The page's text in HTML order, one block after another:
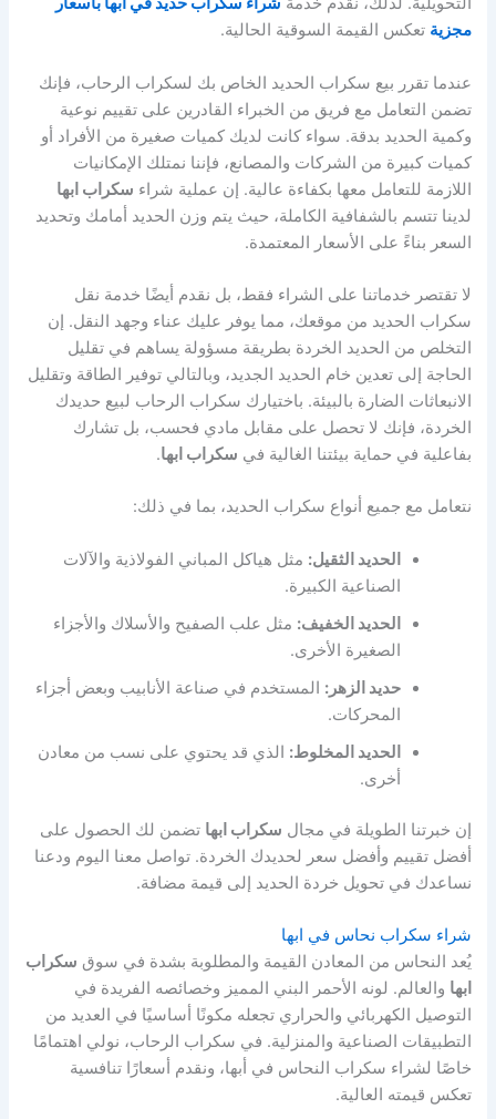
مجزية تعكس القيمة السوقية الحالية.
عندما تقرر بيع سكراب الحديد الخاص بك لسكراب الرحاب، فإنك
تضمن التعامل مع فريق من الخبراء القادرين على تقييم نوعية
وكمية الحديد بدقة. سواء كانت لديك كميات صغيرة من الأفراد أو
كميات كبيرة من الشركات والمصانع، فإننا نمتلك الإمكانيات
اللازمة للتعامل معها بكفاءة عالية. إن عملية شراء سكراب ابها
لدينا تتسم بالشفافية الكاملة، حيث يتم وزن الحديد أمامك وتحديد
السعر بناءً على الأسعار المعتمدة.
لا تقتصر خدماتنا على الشراء فقط، بل نقدم أيضًا خدمة نقل
سكراب الحديد من موقعك، مما يوفر عليك عناء وجهد النقل. إن
التخلص من الحديد الخردة بطريقة مسؤولة يساهم في تقليل
الحاجة إلى تعدين خام الحديد الجديد، وبالتالي توفير الطاقة وتقليل
الانبعاثات الضارة بالبيئة. باختيارك سكراب الرحاب لبيع حديدك
الخردة، فإنك لا تحصل على مقابل مادي فحسب، بل تشارك
بفاعلية في حماية بيئتنا الغالية في سكراب ابها.
نتعامل مع جميع أنواع سكراب الحديد، بما في ذلك:
الحديد الثقيل: مثل هياكل المباني الفولاذية والآلات
الصناعية الكبيرة.
الحديد الخفيف: مثل علب الصفيح والأسلاك والأجزاء
الصغيرة الأخرى.
حديد الزهر: المستخدم في صناعة الأنابيب وبعض أجزاء
المحركات.
الحديد المخلوط: الذي قد يحتوي على نسب من معادن
أخرى.
إن خبرتنا الطويلة في مجال سكراب ابها تضمن لك الحصول على
أفضل تقييم وأفضل سعر لحديدك الخردة. تواصل معنا اليوم ودعنا
نساعدك في تحويل خردة الحديد إلى قيمة مضافة.
شراء سكراب نحاس في ابها
يُعد النحاس من المعادن القيمة والمطلوبة بشدة في سوق سكراب
ابها والعالم. لونه الأحمر البني المميز وخصائصه الفريدة في
التوصيل الكهربائي والحراري تجعله مكونًا أساسيًا في العديد من
التطبيقات الصناعية والمنزلية. في سكراب الرحاب، نولي اهتمامًا
خاصًا لشراء سكراب النحاس في أبها، ونقدم أسعارًا تنافسية
تعكس قيمته العالية.